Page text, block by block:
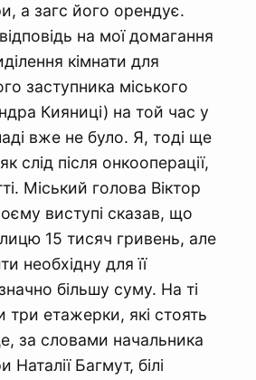
а загс його орендує.
на мої домагання
кімнати для
заступника міського
Кияниці) на той час у
вже не було. Я, тоді ще
слід після онкооперації,
Міський голова Віктор
виступі сказав, що
15 тисяч гривень, але
необхідну для її
більшу суму. На ті
три етажерки, які стоять
за словами начальника
Наталії Багмут, білі